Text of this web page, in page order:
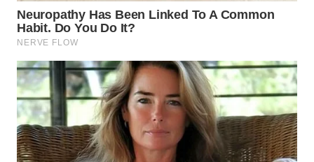
WN
KALTIM
WN
SULSEL
WN
GORONTALO